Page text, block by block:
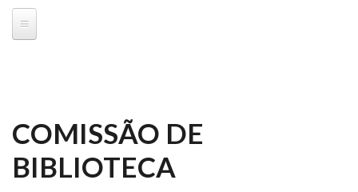
COMISSÃO DE
BIBLIOTECA